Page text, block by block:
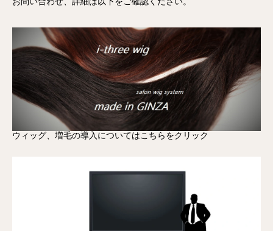
ウィッグ、増毛の導入についてはこちらをクリック